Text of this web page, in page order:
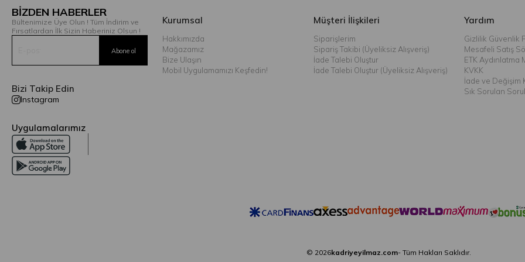
BİZDEN HABERLER
Bültenimize Üye Olun ! Tüm İndirim ve
Fırsatlardan İlk Sizin Haberiniz Olsun !
Bizi Takip Edin
Instagram
Uygulamalarımız
Kurumsal
Hakkımızda
Mağazamız
Bize Ulaşın
Mobil Uygulamamızı Keşfedin!
Müşteri İlişkileri
Siparişlerim
Sipariş Takibi (Üyeliksiz Alışveriş)
İade Talebi Oluştur
İade Talebi Oluştur (Üyeliksiz Alışveriş)
Yardım
Gizlilik Güvenlik
Mesafeli Satış
ETK Aydınlatma
KVKK
İade ve Değişim
Sık Sorulan
© 2026kadriyeyilmaz.com- Tüm Hakları Saklıdır.